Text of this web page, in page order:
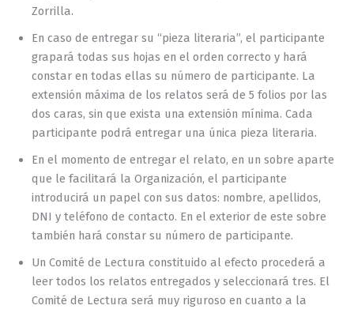
Zorrilla.
En caso de entregar su “pieza literaria”, el participante
grapará todas sus hojas en el orden correcto y hará
constar en todas ellas su número de participante. La
extensión máxima de los relatos será de 5 folios por las
dos caras, sin que exista una extensión mínima. Cada
participante podrá entregar una única pieza literaria.
En el momento de entregar el relato, en un sobre aparte
que le facilitará la Organización, el participante
introducirá un papel con sus datos: nombre, apellidos,
DNI y teléfono de contacto. En el exterior de este sobre
también hará constar su número de participante.
Un Comité de Lectura constituido al efecto procederá a
leer todos los relatos entregados y seleccionará tres. El
Comité de Lectura será muy riguroso en cuanto a la